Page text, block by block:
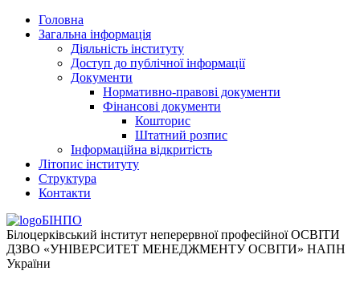
Головна
Загальна інформація
Діяльність інституту
Доступ до публічної інформації
Документи
Нормативно-правові документи
Фінансові документи
Кошторис
Штатний розпис
Інформаційна відкритість
Літопис інституту
Структура
Контакти
БІНПО
Білоцерківський інститут неперервної професійної ОСВІТИ
ДЗВО «УНІВЕРСИТЕТ МЕНЕДЖМЕНТУ ОСВІТИ» НАПН
України